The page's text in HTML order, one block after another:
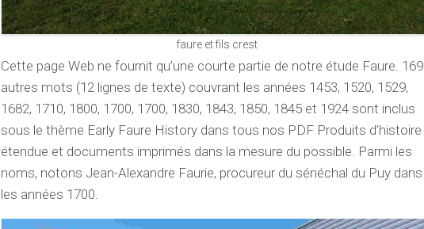
faure et fils crest
Cette page Web ne fournit qu’une courte partie de notre étude Faure. 169
autres mots (12 lignes de texte) couvrant les années 1453, 1520, 1529,
1682, 1710, 1800, 1700, 1700, 1830, 1843, 1850, 1845 et 1924 sont inclus
sous le thème Early Faure History dans tous nos PDF Produits d’histoire
étendue et documents imprimés dans la mesure du possible. Parmi les
noms, notons Jean-Alexandre Faurie, procureur du sénéchal du Puy dans
les années 1700.